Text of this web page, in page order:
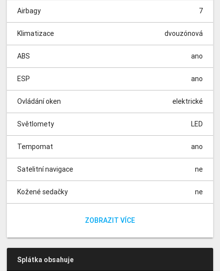
Airbagy 7
Klimatizace dvouzónová
ABS ano
ESP ano
Ovládání oken elektrické
Světlomety LED
Tempomat ano
Satelitní navigace ne
Kožené sedačky ne
ZOBRAZIT VÍCE
Splátka obsahuje